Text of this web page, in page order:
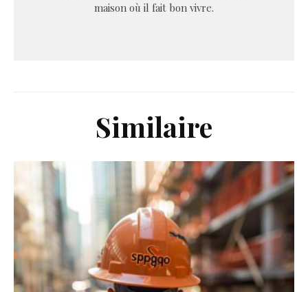
maison où il fait bon vivre.
Similaire